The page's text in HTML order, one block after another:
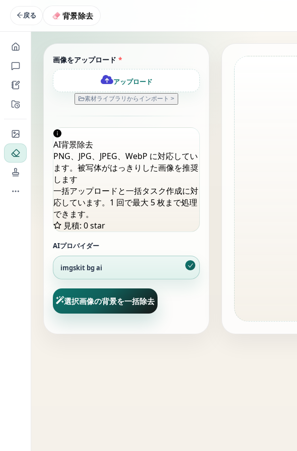
戻る 背景除去
画像をアップロード *
アップロード
素材ライブラリからインポート >
AI背景除去
PNG、JPG、JPEG、WebP に対応してい
ます。被写体がはっきりした画像を推奨
します
一括アップロードと一括タスク作成に対
応しています。1 回で最大 5 枚まで処理
できます。
見積: 0 star
AIプロバイダー
imgskit bg ai
選択画像の背景を一括除去